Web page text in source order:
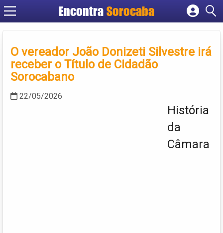
EncontraSorocaba
Cadastrar empresa
Criar conta
O vereador João Donizeti Silvestre irá
receber o Título de Cidadão
Sorocabano
22/05/2026
História
da
Câmara